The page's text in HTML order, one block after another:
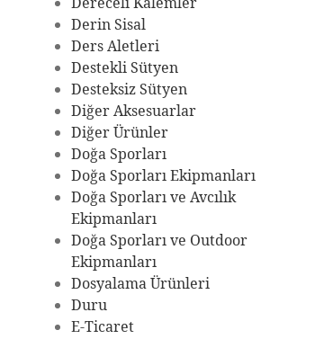
Derin Sisal
Ders Aletleri
Destekli Sütyen
Desteksiz Sütyen
Diğer Aksesuarlar
Diğer Ürünler
Doğa Sporları
Doğa Sporları Ekipmanları
Doğa Sporları ve Avcılık
Ekipmanları
Doğa Sporları ve Outdoor
Ekipmanları
Dosyalama Ürünleri
Duru
E-Ticaret